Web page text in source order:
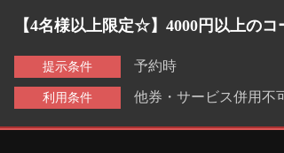
【4名様以上限定☆】4000円以上の
提示条件 予約時
利用条件 他券・サービス併用不